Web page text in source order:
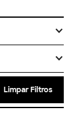
Limpar Filtros